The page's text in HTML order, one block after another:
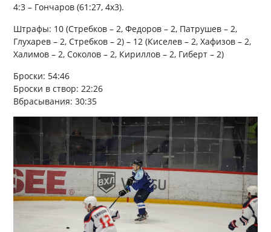
4:3 – Гончаров (61:27, 4х3).
Штрафы: 10 (Стребков – 2, Федоров – 2, Патрушев – 2,
Глухарев – 2, Стребков – 2) – 12 (Киселев – 2, Хафизов – 2,
Халимов – 2, Соколов – 2, Кириллов – 2, Гиберт – 2)
Броски: 54:46
Броски в створ: 22:26
Вбрасывания: 30:35